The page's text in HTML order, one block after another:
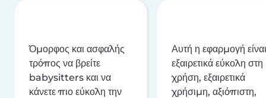
Όμορφος και ασφαλής
τρόπος να βρείτε
babysitters και να
κάνετε πιο εύκολη την
Αυτή η εφαρμογή είναι
εξαιρετικά εύκολη στη
χρήση, εξαιρετικά
χρήσιμη, αξιόπιστη,